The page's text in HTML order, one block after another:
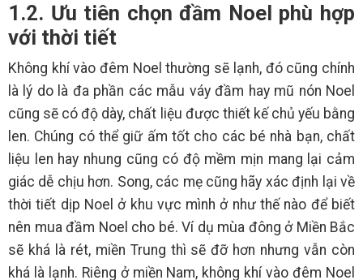
1.2. Ưu tiên chọn đầm Noel phù hợp
với thời tiết
Không khí vào đêm Noel thường sẽ lạnh, đó cũng chính
là lý do là đa phần các mẫu váy đầm hay mũ nón Noel
cũng sẽ có độ dày, chất liệu được thiết kế chủ yếu bằng
len. Chúng có thể giữ ấm tốt cho các bé nhà bạn, chất
liệu len hay nhung cũng có độ mềm mịn mang lại cảm
giác dễ chịu hơn. Song, các mẹ cũng hãy xác định lại về
thời tiết dịp Noel ở khu vực mình ở như thế nào để biết
nên mua đầm Noel cho bé. Ví dụ mùa đông ở Miền Bắc
sẽ khá là rét, miền Trung thì sẽ đỡ hơn nhưng vẫn còn
khá là lạnh. Riêng ở miền Nam, không khí vào đêm Noel